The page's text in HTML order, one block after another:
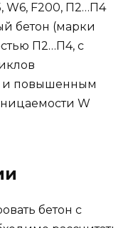
W6, F200, П2…П4
бетон (марки
П2…П4, с
и повышенным
W
бетон с